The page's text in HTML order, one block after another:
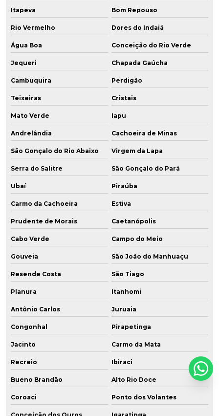
Itapeva Bom Repouso
Rio Vermelho Dores do Indaiá
Água Boa Conceição do Rio Verde
Jequeri Chapada Gaúcha
Cambuquira Perdigão
Teixeiras Cristais
Mato Verde Iapu
Andrelândia Cachoeira de Minas
São Gonçalo do Rio Abaixo Virgem da Lapa
Serra do Salitre São Gonçalo do Pará
Ubaí Piraúba
Carmo da Cachoeira Estiva
Prudente de Morais Caetanópolis
Cabo Verde Campo do Meio
Gouveia São João do Manhuaçu
Resende Costa São Tiago
Planura Itanhomi
Antônio Carlos Juruaia
Congonhal Pirapetinga
Jacinto Carmo da Mata
Recreio Ibiraci
Bueno Brandão Alto Rio Doce
Coroaci Ponto dos Volantes